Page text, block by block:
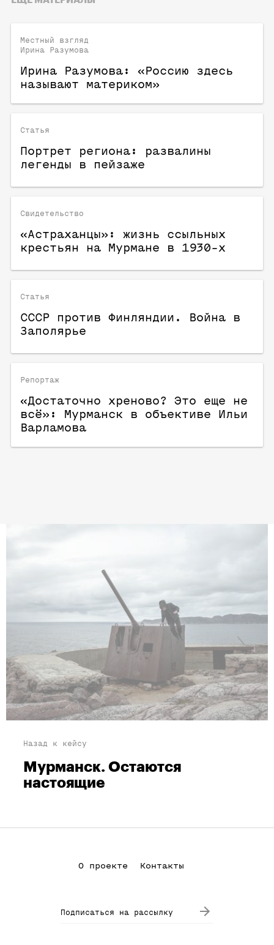
Местный взгляд
Ирина Разумова
Ирина Разумова: «Россию здесь
называют материком»
Статья
Портрет региона: развалины
легенды в пейзаже
Свидетельство
«Астраханцы»: жизнь ссыльных
крестьян на Мурмане в 1930-х
Статья
СССР против Финляндии. Война в
Заполярье
Репортаж
«Достаточно хреново? Это еще не
всё»: Мурманск в объективе Ильи
Варламова
Назад к кейсу
Мурманск. Остаются
настоящие
О проекте Контакты
Подписаться на рассылку